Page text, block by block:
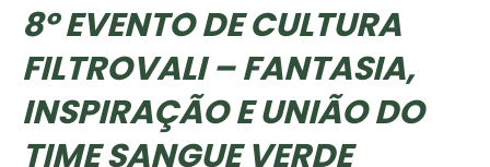
8º EVENTO DE CULTURA
FILTROVALI – FANTASIA,
INSPIRAÇÃO E UNIÃO DO
TIME SANGUE VERDE